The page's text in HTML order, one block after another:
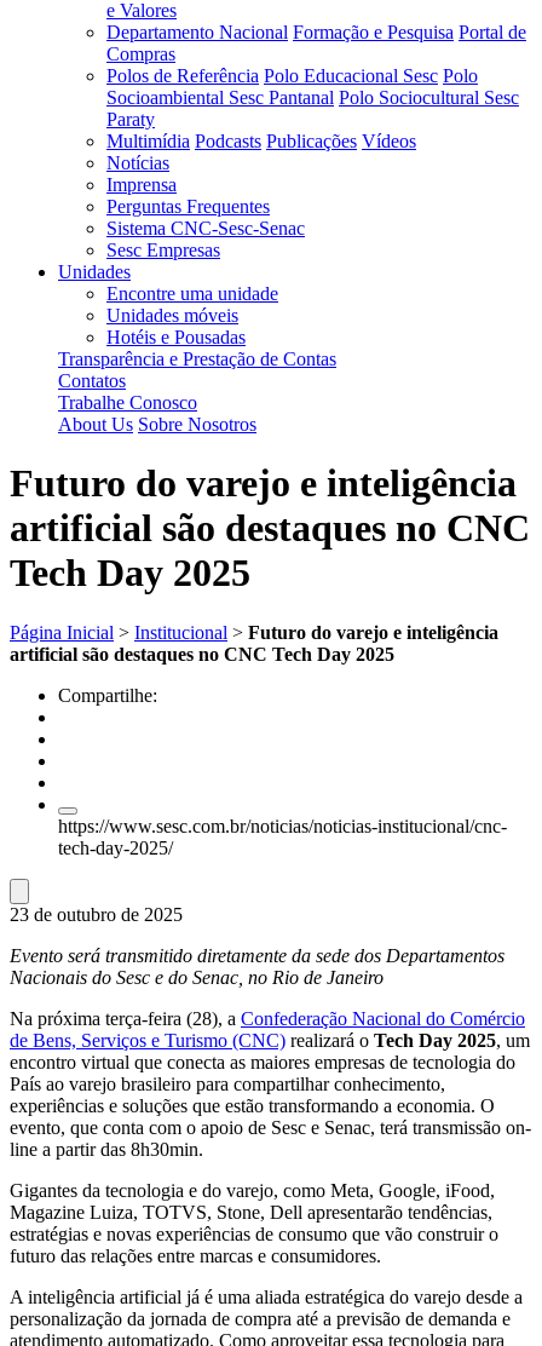
e Valores
Departamento Nacional Formação e Pesquisa Portal de
Compras
Polos de Referência Polo Educacional Sesc Polo
Socioambiental Sesc Pantanal Polo Sociocultural Sesc
Paraty
Multimídia Podcasts Publicações Vídeos
Notícias
Imprensa
Perguntas Frequentes
Sistema CNC-Sesc-Senac
Sesc Empresas
Unidades
Encontre uma unidade
Unidades móveis
Hotéis e Pousadas
Transparência e Prestação de Contas
Contatos
Trabalhe Conosco
About Us Sobre Nosotros
Futuro do varejo e inteligência
artificial são destaques no CNC
Tech Day 2025
Página Inicial > Institucional > Futuro do varejo e inteligência
artificial são destaques no CNC Tech Day 2025
Compartilhe:
https://www.sesc.com.br/noticias/noticias-institucional/cnc-
tech-day-2025/
23 de outubro de 2025
Evento será transmitido diretamente da sede dos Departamentos
Nacionais do Sesc e do Senac, no Rio de Janeiro
Na próxima terça-feira (28), a Confederação Nacional do Comércio
de Bens, Serviços e Turismo (CNC) realizará o Tech Day 2025, um
encontro virtual que conecta as maiores empresas de tecnologia do
País ao varejo brasileiro para compartilhar conhecimento,
experiências e soluções que estão transformando a economia. O
evento, que conta com o apoio de Sesc e Senac, terá transmissão on-
line a partir das 8h30min.
Gigantes da tecnologia e do varejo, como Meta, Google, iFood,
Magazine Luiza, TOTVS, Stone, Dell apresentarão tendências,
estratégias e novas experiências de consumo que vão construir o
futuro das relações entre marcas e consumidores.
A inteligência artificial já é uma aliada estratégica do varejo desde a
personalização da jornada de compra até a previsão de demanda e
atendimento automatizado. Como aproveitar essa tecnologia para